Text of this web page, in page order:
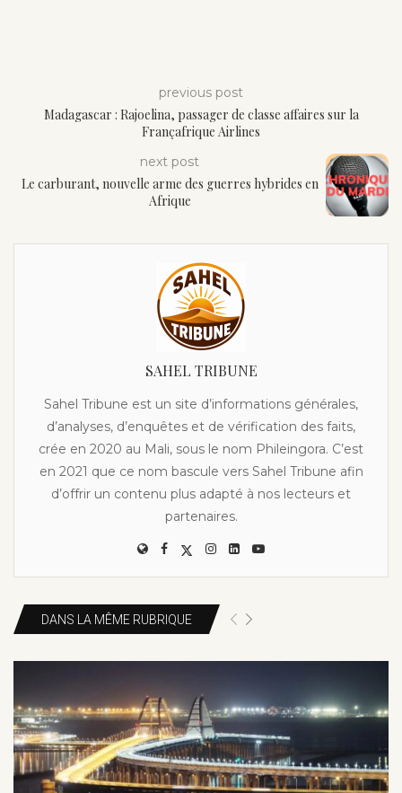
previous post
Madagascar : Rajoelina, passager de classe affaires sur la
Françafrique Airlines
next post
Le carburant, nouvelle arme des guerres hybrides en
Afrique
SAHEL TRIBUNE
Sahel Tribune est un site d’informations générales,
d’analyses, d’enquêtes et de vérification des faits,
crée en 2020 au Mali, sous le nom Phileingora. C’est
en 2021 que ce nom bascule vers Sahel Tribune afin
d’offrir un contenu plus adapté à nos lecteurs et
partenaires.
DANS LA MÊME RUBRIQUE